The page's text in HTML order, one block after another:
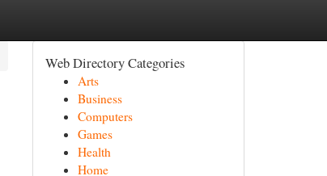
Web Directory Categories
Arts
Business
Computers
Games
Health
Home